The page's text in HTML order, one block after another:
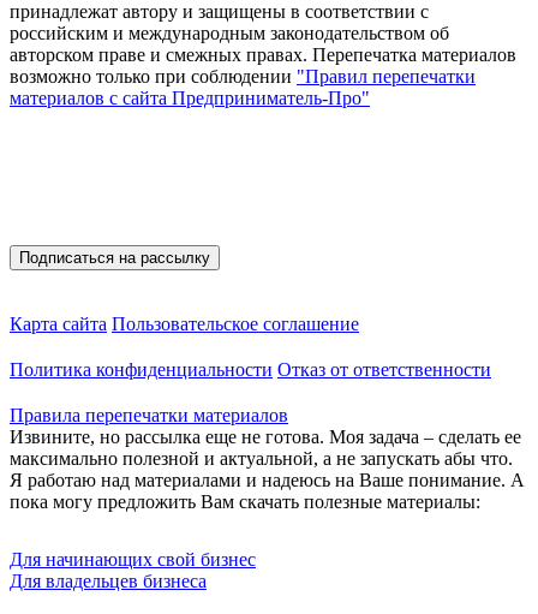
принадлежат автору и защищены в соответствии с
российским и международным законодательством об
авторском праве и смежных правах. Перепечатка материалов
возможно только при соблюдении "Правил перепечатки
материалов с сайта Предприниматель-Про"
Карта сайта Пользовательское соглашение
Политика конфиденциальности Отказ от ответственности
Правила перепечатки материалов
Извините, но рассылка еще не готова. Моя задача – сделать ее
максимально полезной и актуальной, а не запускать абы что.
Я работаю над материалами и надеюсь на Ваше понимание. А
пока могу предложить Вам скачать полезные материалы:
Для начинающих свой бизнес
Для владельцев бизнеса